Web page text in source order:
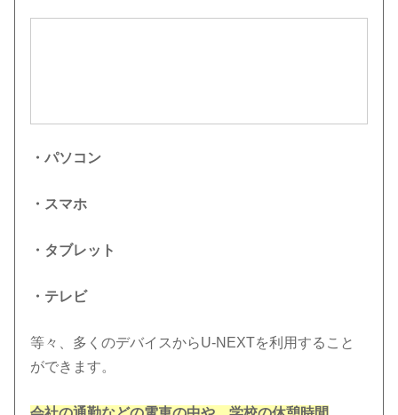
・パソコン
・スマホ
・タブレット
・テレビ
等々、多くのデバイスからU-NEXTを利用すること
ができます。